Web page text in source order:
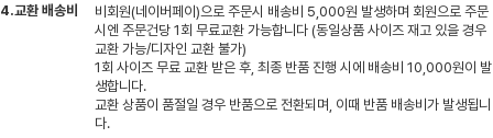
4.교환 배송비
비회원(네이버페이)으로 주문시 배송비 5,000원 발생하며 회원으로 주문
시엔 주문건당 1회 무료교환 가능합니다 (동일상품 사이즈 재고 있을 경우
교환 가능/디자인 교환 불가)
1회 사이즈 무료 교환 받은 후, 최종 반품 진행 시에 배송비 10,000원이 발
생합니다.
교환 상품이 품절일 경우 반품으로 전환되며, 이때 반품 배송비가 발생됩니
다.